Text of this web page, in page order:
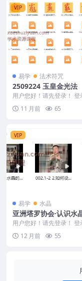
VIP
易学 法术符咒
2509224 玉皇金光法
用户您好！请先登录！ 登
玉皇金光法 2509224 ├──
護...11 月前 65
VIP
易学 水晶
亚洲塔罗协会·认识水
课3集视频Y
用户您好！请先登录！ 登
亚洲塔罗协会·认识水晶‬饰
视频Y 25...
12 月前 55